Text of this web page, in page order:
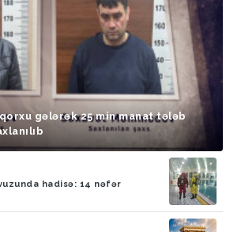
qorxu gələrək 25 min manat tələb
hadisə: 14 nəfər